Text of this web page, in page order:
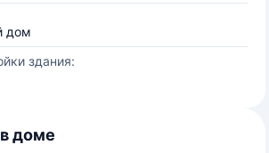
дом
здания:
доме